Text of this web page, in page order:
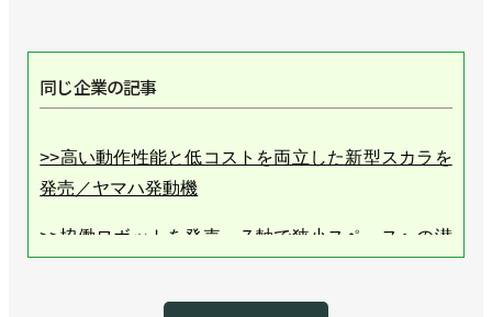
同じ企業の記事
>>高い動作性能と低コストを両立した新型スカラを
発売／ヤマハ発動機
>>協働ロボットを発売、７軸で狭小スペースへの潜